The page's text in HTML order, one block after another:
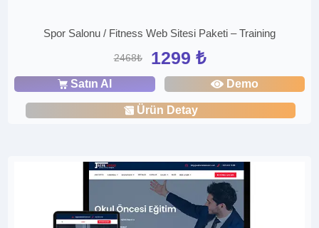
Spor Salonu / Fitness Web Sitesi Paketi – Training
2468₺ 1299 ₺
Satın Al Demo
Ürün Detay